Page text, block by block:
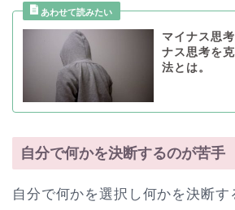
マイナス思
ナス思考を
法とは。
自分で何かを決断するのが苦手
自分で何かを選択し何かを決断す